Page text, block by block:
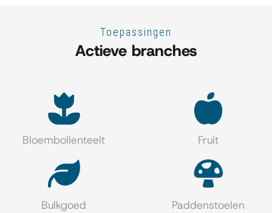
Toepassingen
Actieve branches
Bloembollenteelt Fruit
Bulkgoed Paddenstoelen